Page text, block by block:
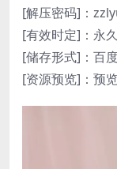
[解压密码]：
[有效时定]：永
[储存形式]：百
[资源预览]：预